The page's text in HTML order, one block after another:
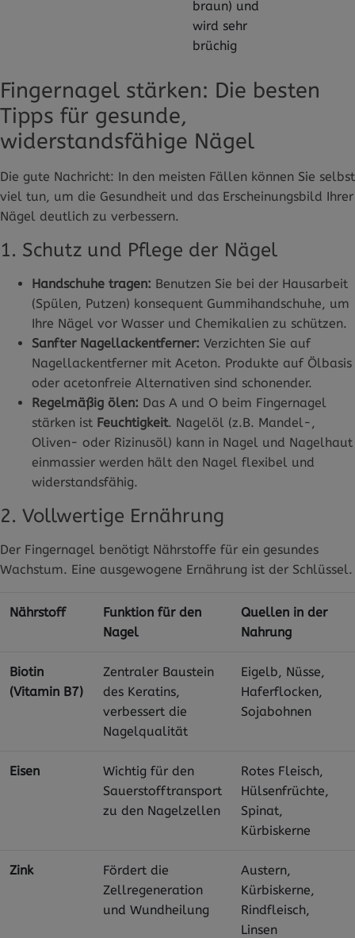
braun) und
wird sehr
brüchig
Fingernagel stärken: Die besten
Tipps für gesunde,
widerstandsfähige Nägel
Die gute Nachricht: In den meisten Fällen können Sie selbst
viel tun, um die Gesundheit und das Erscheinungsbild Ihrer
Nägel deutlich zu verbessern.
1. Schutz und Pflege der Nägel
Handschuhe tragen: Benutzen Sie bei der Hausarbeit
(Spülen, Putzen) konsequent Gummihandschuhe, um
Ihre Nägel vor Wasser und Chemikalien zu schützen.
Sanfter Nagellackentferner: Verzichten Sie auf
Nagellackentferner mit Aceton. Produkte auf Ölbasis
oder acetonfreie Alternativen sind schonender.
Regelmäßig ölen: Das A und O beim Fingernagel
stärken ist Feuchtigkeit. Nagelöl (z.B. Mandel-,
Oliven- oder Rizinusöl) kann in Nagel und Nagelhaut
einmassier werden hält den Nagel flexibel und
widerstandsfähig.
2. Vollwertige Ernährung
Der Fingernagel benötigt Nährstoffe für ein gesundes
Wachstum. Eine ausgewogene Ernährung ist der Schlüssel.
Nährstoff
Funktion für den
Nagel
Quellen in der
Nahrung
Biotin
(Vitamin B7)
Zentraler Baustein
des Keratins,
verbessert die
Nagelqualität
Eigelb, Nüsse,
Haferflocken,
Sojabohnen
Eisen
Wichtig für den
Sauerstofftransport
zu den Nagelzellen
Rotes Fleisch,
Hülsenfrüchte,
Spinat,
Kürbiskerne
Zink
Fördert die
Zellregeneration
und Wundheilung
Austern,
Kürbiskerne,
Rindfleisch,
Linsen